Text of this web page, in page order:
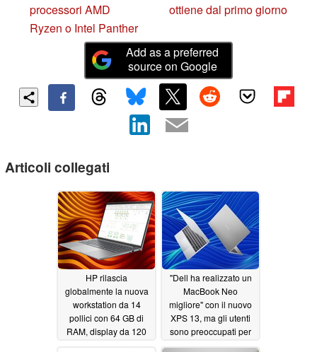
processori AMD
Ryzen o Intel Panther
ottiene dal primo giorno
Add as a preferred
source on Google
Articoli collegati
HP rilascia
globalmente la nuova
workstation da 14
pollici con 64 GB di
RAM, display da 120
"Dell ha realizzato un
MacBook Neo
migliore" con il nuovo
XPS 13, ma gli utenti
sono preoccupati per
Windows 11 su 8 GB di